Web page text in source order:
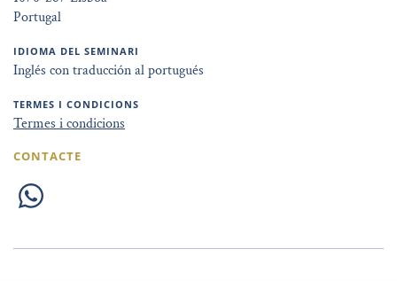
Portugal
IDIOMA DEL SEMINARI
Inglés con traducción al portugués
TERMES I CONDICIONS
Termes i condicions
CONTACTE